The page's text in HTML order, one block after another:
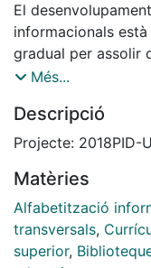
El
informacionals
gradual per assolir
en quatre nivells. El
competència: la
focalització dels
eines de cerca
a principal objectiu
posada en marxa
estudiants del grau
Més...
Descripció
Projecte: 2018PID-
Matèries
Alfabetització
transversals,
superior,